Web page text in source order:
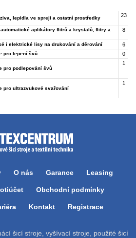
lepidla ve spreji a ostatní prostředky 23
automatické aplikátory flitrů a krystalů, flitry a
8
i elektrické lisy na drukování a děrování
6
pro lepení švů
0
pro podlepování švů
1
pro ultrazvukové svařování
1
O nás Garance Leasing
Obchodní podmínky
Kontakt Registrace
šicí stroje, vyšívací stroje, použité šicí